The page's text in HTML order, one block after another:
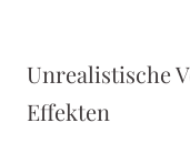
Unrealistische
Effekten